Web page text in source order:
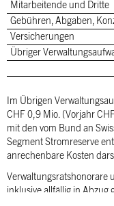
Mitarbeitende und Dritte
Gebühren, Abgaben,
Versicherungen
Übriger
Im Übrigen
CHF 0,9 Mio. (Vorjahr
mit den vom Bund an
Segment Stromreserve
anrechenbare Kosten
Verwaltungsratshonorare
inklusive allfällig in